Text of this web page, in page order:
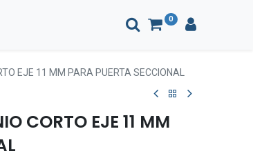
0
EJE 11 MM PARA PUERTA SECCIONAL
CORTO EJE 11 MM